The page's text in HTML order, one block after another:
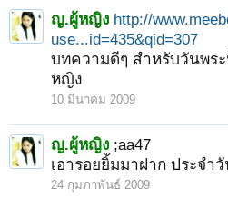
ญ.ผู้หญิง http://
use...id=435&qid=307
บทความดีๆ สำหรับวันพร
หญิง
10 มีนาคม 2009
ญ.ผู้หญิง ;aa47
เอารอยยิ้มมาฝาก ประจำ
24 กุมภาพันธ์ 2009